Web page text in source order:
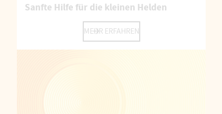
Sanfte Hilfe für die kleinen Helden
MEHR ERFAHREN